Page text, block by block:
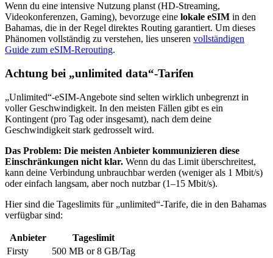
Wenn du eine intensive Nutzung planst (HD-Streaming,
Videokonferenzen, Gaming), bevorzuge eine lokale eSIM in den
Bahamas, die in der Regel direktes Routing garantiert. Um dieses
Phänomen vollständig zu verstehen, lies unseren vollständigen
Guide zum eSIM-Rerouting.
Achtung bei „unlimited data“-Tarifen
„Unlimited“-eSIM-Angebote sind selten wirklich unbegrenzt in
voller Geschwindigkeit. In den meisten Fällen gibt es ein
Kontingent (pro Tag oder insgesamt), nach dem deine
Geschwindigkeit stark gedrosselt wird.
Das Problem: Die meisten Anbieter kommunizieren diese
Einschränkungen nicht klar. Wenn du das Limit überschreitest,
kann deine Verbindung unbrauchbar werden (weniger als 1 Mbit/s)
oder einfach langsam, aber noch nutzbar (1–15 Mbit/s).
Hier sind die Tageslimits für „unlimited“-Tarife, die in den Bahamas
verfügbar sind:
Anbieter
Tageslimit
Firsty
500 MB or 8 GB/Tag